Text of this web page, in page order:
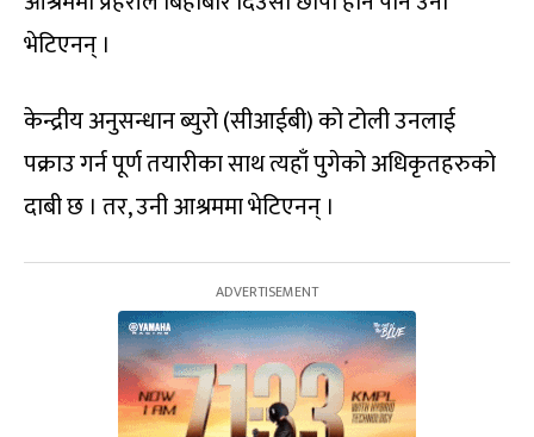
भेटिएनन् ।
केन्द्रीय अनुसन्धान ब्युरो (सीआईबी) को टोली उनलाई
पक्राउ गर्न पूर्ण तयारीका साथ त्यहाँ पुगेको अधिकृतहरुको
दाबी छ । तर, उनी आश्रममा भेटिएनन् ।